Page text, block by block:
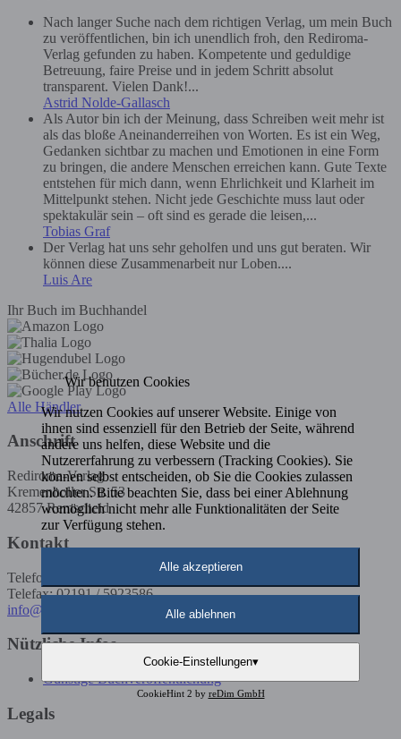
Nach langer Suche nach dem richtigen Verlag, um mein Buch
zu veröffentlichen, bin ich unendlich froh, den Rediroma-
Verlag gefunden zu haben. Kompetente und geduldige
Betreuung, faire Preise und in jedem Schritt absolut
transparent. Vielen Dank!...
Astrid Nolde-Gallasch
Als Autor bin ich der Meinung, dass Schreiben weit mehr ist
als das bloße Aneinanderreihen von Worten. Es ist ein Weg,
Gedanken sichtbar zu machen und Emotionen in eine Form
zu bringen, die andere Menschen erreichen kann. Gute Texte
entstehen für mich dann, wenn Ehrlichkeit und Klarheit im
Mittelpunkt stehen. Nicht jede Geschichte muss laut oder
spektakulär sein – oft sind es gerade die leisen,...
Tobias Graf
Der Verlag hat uns sehr geholfen und uns gut beraten. Wir
können diese Zusammenarbeit nur Loben....
Luis Are
Ihr Buch im Buchhandel
Alle Händler
Anschrift
Rediroma-Verlag
Kremenholler Str. 53
42857 Remscheid
Kontakt
Telefon: 02191 / 5923585
Telefax: 02191 / 5923586
info@rediroma-verlag.de
Nützliche Infos
Günstige Buchveröffentlichung
Legals
Wir benutzen Cookies
Wir nutzen Cookies auf unserer Website. Einige von
ihnen sind essenziell für den Betrieb der Seite, während
andere uns helfen, diese Website und die
Nutzererfahrung zu verbessern (Tracking Cookies). Sie
können selbst entscheiden, ob Sie die Cookies zulassen
möchten. Bitte beachten Sie, dass bei einer Ablehnung
womöglich nicht mehr alle Funktionalitäten der Seite
zur Verfügung stehen.
Alle akzeptieren
Alle ablehnen
Cookie-Einstellungen▾
CookieHint 2 by reDim GmbH